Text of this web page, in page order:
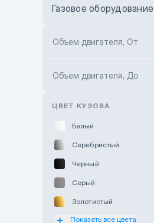
Toyota Kokshetau
Hyundai ShymCity
Газовое оборудование
Объем двигателя, От
Объем двигателя, До
ЦВЕТ КУЗОВА
Белый
Серебристый
Черный
Серый
Золотистый
Оранжевый
Показать все цвета